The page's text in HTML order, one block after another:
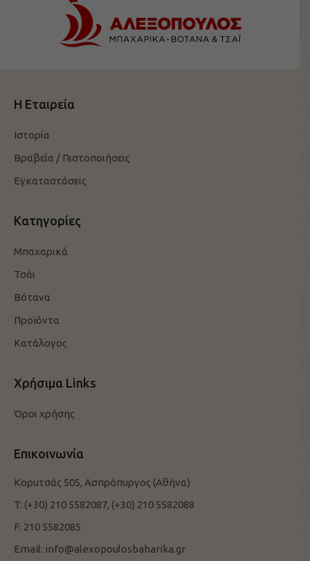
Η Εταιρεία
Ιστορία
Βραβεία / Πιστοποιήσεις
Εγκαταστάσεις
Κατηγορίες
Μπαχαρικά
Τσάι
Βότανα
Προϊόντα
Κατάλογος
Χρήσιμα Links
Όροι χρήσης
Επικοινωνία
Κορυτσάς 505, Ασπρόπυργος (Αθήνα)
T: (+30) 210 5582087, (+30) 210 5582088
F: 210 5582085
Email: info@alexopoulosbaharika.gr